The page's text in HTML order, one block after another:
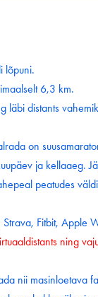
lõpuni.
6,3 km.
läbi distants
on
ja kellaaeg.
peatudes
Fitbit, Apple
ning
nii masinloetava